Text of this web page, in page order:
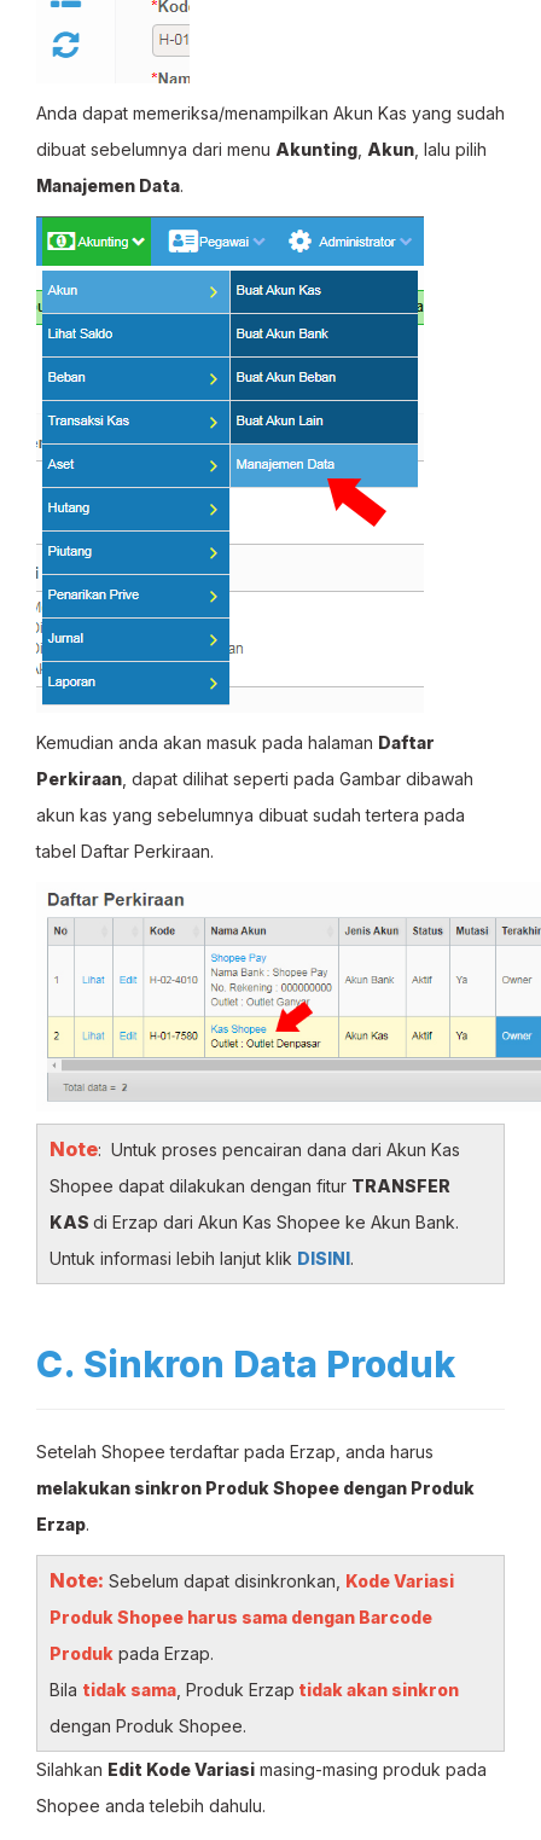
Anda dapat memeriksa/menampilkan Akun Kas yang sudah
dibuat sebelumnya dari menu Akunting Akun , lalu pilih
Manajemen Data.
Kemudian anda akan masuk pada halaman Daftar
Perkiraan , dapat dilihat seperti pada Gambar dibawah
akun kas yang sebelumnya dibuat sudah tertera pada
tabel Daftar Perkiraan.
Note: Untuk proses pencairan dana dari Akun Kas
Shopee dapat dilakukan dengan fitur TRANSFER
KAS di Erzap dari Akun Kas Shopee ke Akun Bank.
Untuk informasi lebih lanjut klik DISINI.
C. Sinkron Data Produk
Setelah Shopee terdaftar pada Erzap, anda harus
melakukan sinkron Produk Shopee dengan Produk
Erzap.
Note: Sebelum dapat disinkronkan, Kode Variasi
Produk Shopee harus sama dengan Barcode
Produk pada Erzap.
Bila tidak sama , Produk Erzap tidak akan sinkron
dengan Produk Shopee.
Silahkan Edit Kode Variasi masing-masing produk pada
Shopee anda telebih dahulu.